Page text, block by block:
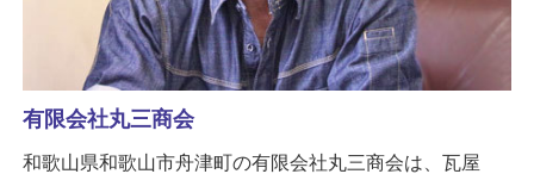
有限会社丸三商会
和歌山県和歌山市舟津町の有限会社丸三商会は、瓦屋